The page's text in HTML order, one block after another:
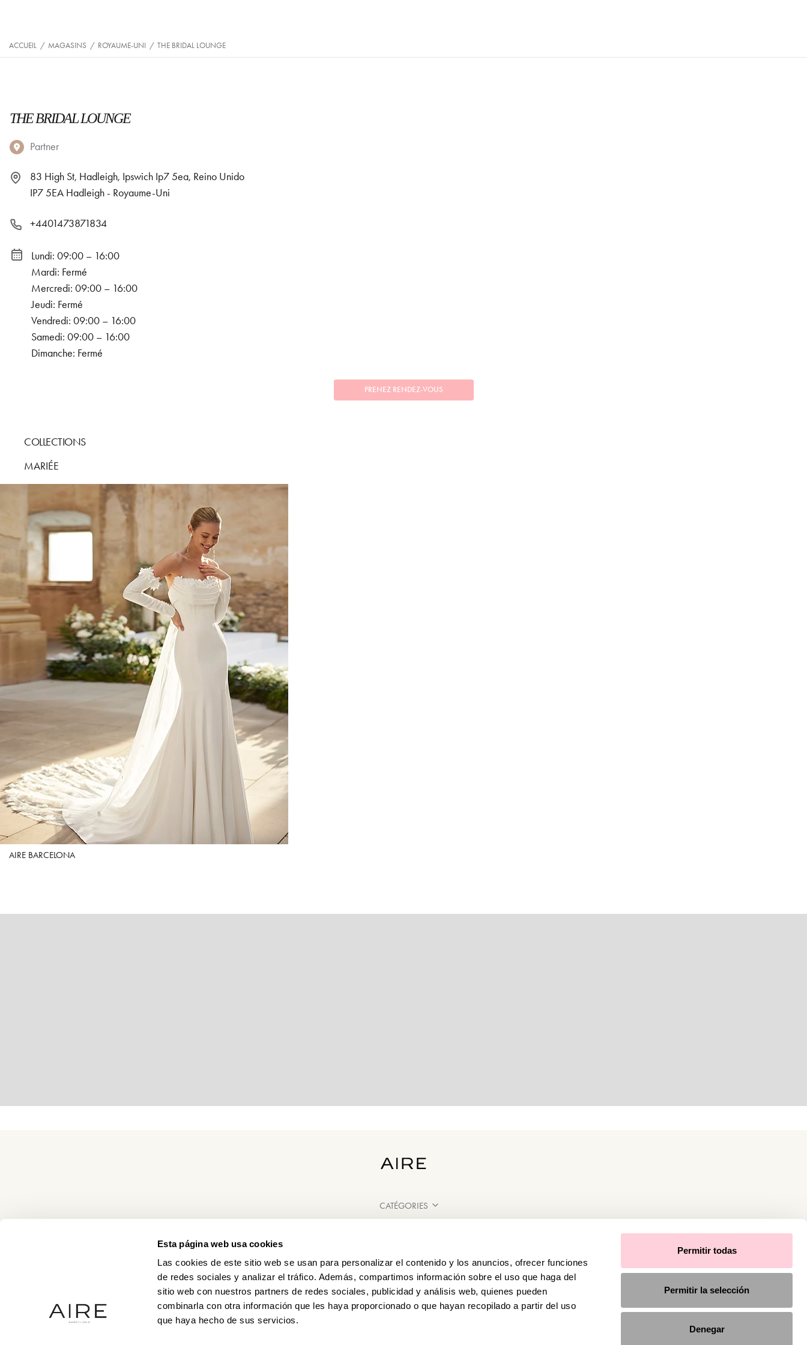
Esta página web usa cookies
Las cookies de este sitio web se usan para personalizar el contenido y los anuncios, ofrecer funciones
de redes sociales y analizar el tráfico. Además, compartimos información sobre el uso que haga del
sitio web con nuestros partners de redes sociales, publicidad y análisis web, quienes pueden
combinarla con otra información que les haya proporcionado o que hayan recopilado a partir del uso
que haya hecho de sus servicios.
Permitir todas
Permitir la selección
Denegar
ACCUEIL / MAGASINS / ROYAUME-UNI / THE BRIDAL LOUNGE
THE BRIDAL LOUNGE
Partner
83 High St, Hadleigh, Ipswich Ip7 5ea, Reino Unido
IP7 5EA Hadleigh - Royaume-Uni
+4401473871834
Lundi: 09:00 – 16:00
Mardi: Fermé
Mercredi: 09:00 – 16:00
Jeudi: Fermé
Vendredi: 09:00 – 16:00
Samedi: 09:00 – 16:00
Dimanche: Fermé
PRENEZ RENDEZ-VOUS
COLLECTIONS
MARIÉE
AIRE BARCELONA
CATÉGORIES
POINT DE VENTE